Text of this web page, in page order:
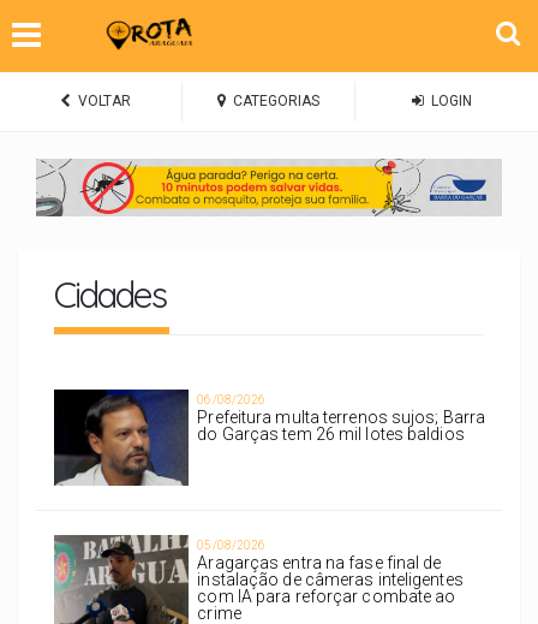
VOLTAR CATEGORIAS LOGIN
Cidades
06/08/2026
Prefeitura multa terrenos sujos; Barra
do Garças tem 26 mil lotes baldios
05/08/2026
Aragarças entra na fase final de
instalação de câmeras inteligentes
com IA para reforçar combate ao
crime